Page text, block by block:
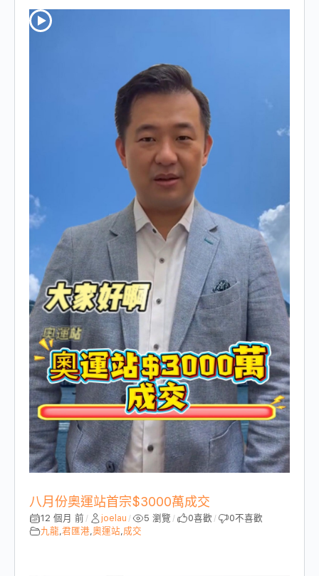
八月份奧運站首宗$3000萬成交
12 個月 前 / joelau / 5 瀏覽 / 0喜歡 / 0不喜歡
九龍 君匯港 奧運站 成交